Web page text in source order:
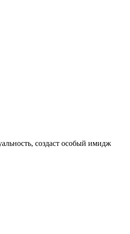
создаст особый имидж